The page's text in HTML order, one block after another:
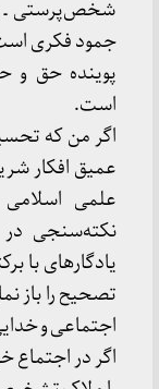
شخص‌پرستی ـ
جمود فکری
پوینده حق و
است.
اگر من که
عمیق افکار
علمی اسلامی
نکته‌سنجی در
یادگارهای با
تصحیح را باز
اجتماعی و
اگر در